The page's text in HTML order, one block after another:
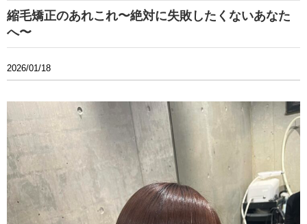
縮毛矯正のあれこれ〜絶対に失敗したくないあなた
へ〜
2026/01/18